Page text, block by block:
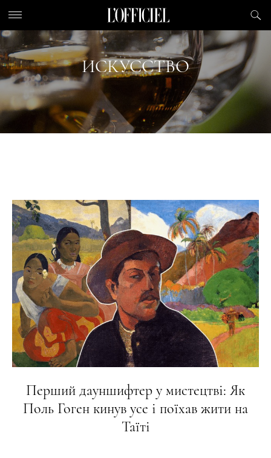
ИСКУССТВО
Перший дауншифтер у мистецтві: Як
Поль Гоген кинув усе і поїхав жити на
Таїті